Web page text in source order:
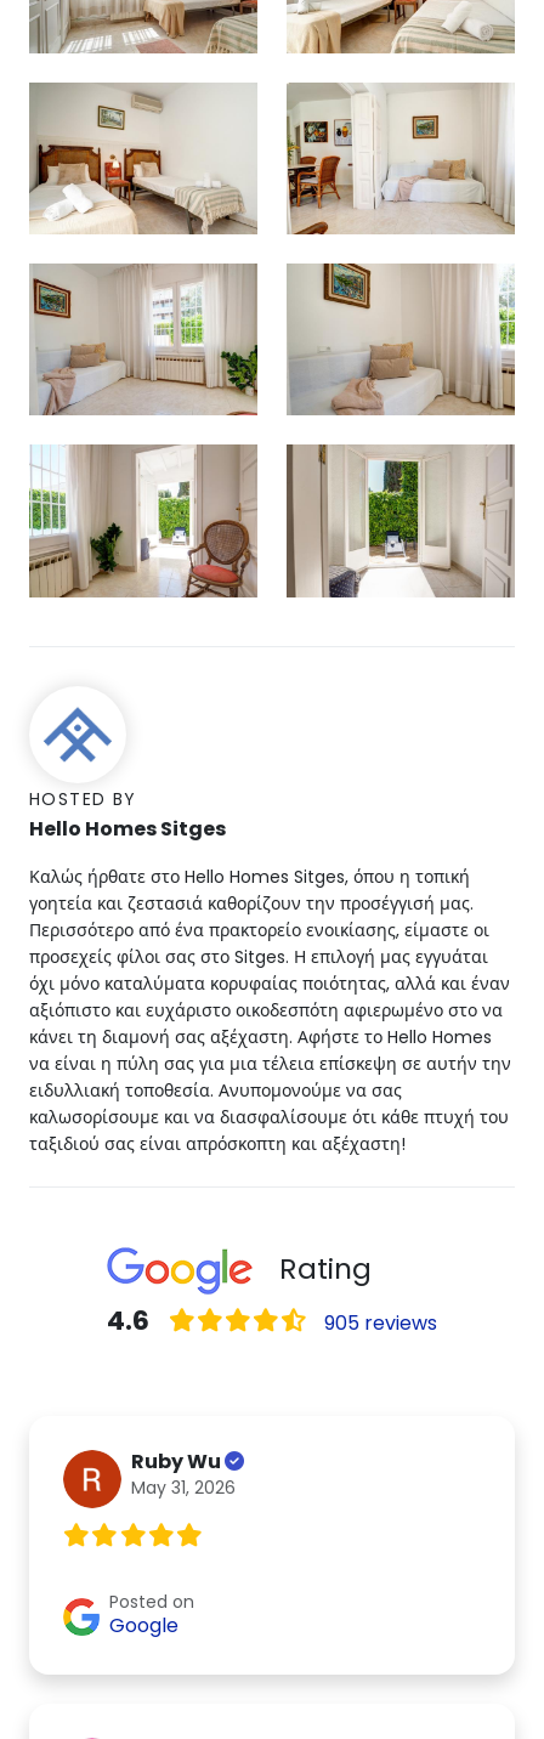
HOSTED BY
Hello Homes Sitges
Καλώς ήρθατε στο Hello Homes Sitges, όπου η τοπική
γοητεία και ζεστασιά καθορίζουν την προσέγγισή μας.
Περισσότερο από ένα πρακτορείο ενοικίασης, είμαστε οι
προσεχείς φίλοι σας στο Sitges. Η επιλογή μας εγγυάται
όχι μόνο καταλύματα κορυφαίας ποιότητας, αλλά και έναν
αξιόπιστο και ευχάριστο οικοδεσπότη αφιερωμένο στο να
κάνει τη διαμονή σας αξέχαστη. Αφήστε το Hello Homes
να είναι η πύλη σας για μια τέλεια επίσκεψη σε αυτήν την
ειδυλλιακή τοποθεσία. Ανυπομονούμε να σας
καλωσορίσουμε και να διασφαλίσουμε ότι κάθε πτυχή του
ταξιδιού σας είναι απρόσκοπτη και αξέχαστη!
Rating
4.6 905 reviews
Ruby Wu
May 31, 2026
Posted on
Google